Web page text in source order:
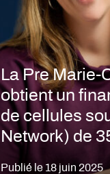
La Pre Marie-
obtient un
de cellules
Network) de
Publié le 18 juin 2025